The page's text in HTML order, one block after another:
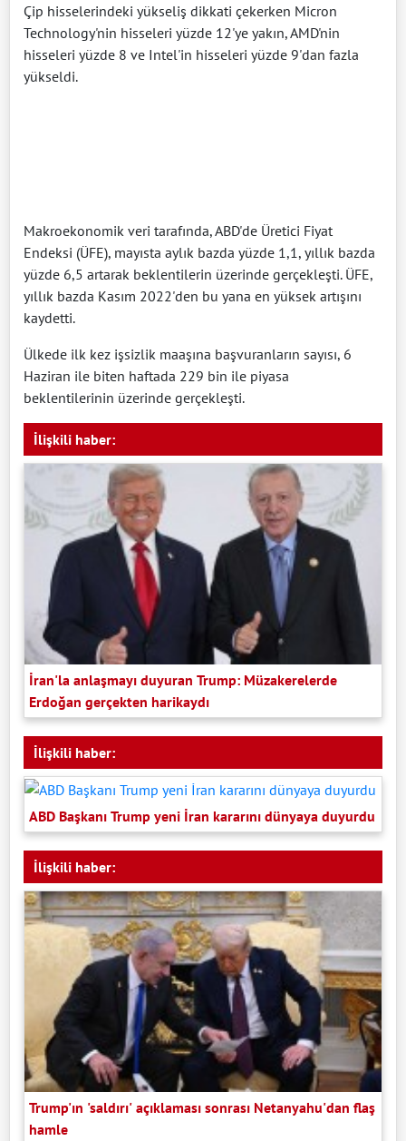
Çip hisselerindeki yükseliş dikkati çekerken Micron
Technology'nin hisseleri yüzde 12'ye yakın, AMD'nin
hisseleri yüzde 8 ve Intel'in hisseleri yüzde 9'dan fazla
yükseldi.
Makroekonomik veri tarafında, ABD'de Üretici Fiyat
Endeksi (ÜFE), mayısta aylık bazda yüzde 1,1, yıllık bazda
yüzde 6,5 artarak beklentilerin üzerinde gerçekleşti. ÜFE,
yıllık bazda Kasım 2022'den bu yana en yüksek artışını
kaydetti.
Ülkede ilk kez işsizlik maaşına başvuranların sayısı, 6
Haziran ile biten haftada 229 bin ile piyasa
beklentilerinin üzerinde gerçekleşti.
İlişkili haber:
İran'la anlaşmayı duyuran Trump: Müzakerelerde
Erdoğan gerçekten harikaydı
İlişkili haber:
ABD Başkanı Trump yeni İran kararını dünyaya duyurdu
İlişkili haber:
Trump'ın 'saldırı' açıklaması sonrası Netanyahu'dan flaş
hamle